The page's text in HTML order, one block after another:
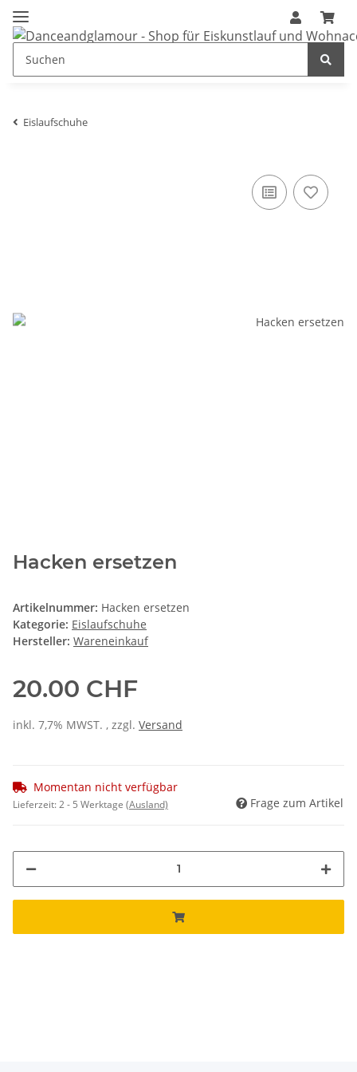
Eislaufschuhe
Hacken ersetzen
Artikelnummer: Hacken ersetzen
Kategorie: Eislaufschuhe
Hersteller: Wareneinkauf
20.00 CHF
inkl. 7,7% MWST. , zzgl. Versand
Momentan nicht verfügbar
Lieferzeit:2 - 5 Werktage (Ausland) Frage zum Artikel